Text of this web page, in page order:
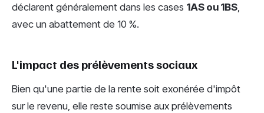
déclarent généralement dans les cases 1AS ou 1BS
avec un abattement de 10 %.
L'impact des prélèvements sociaux
Bien qu'une partie de la rente soit exonérée d'impôt
sur le revenu, elle reste soumise aux prélèvements